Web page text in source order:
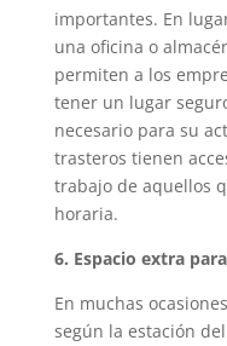
importantes. En
una oficina o
permiten a los
tener un lugar
necesario para su
trasteros tienen
trabajo de aquellos
horaria.
6. Espacio extra
En muchas
según la estación